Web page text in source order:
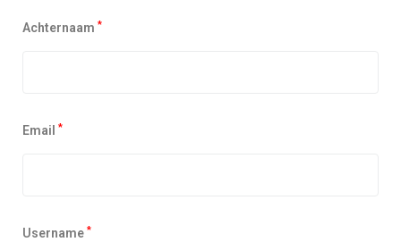
Achternaam *
Email *
Username *